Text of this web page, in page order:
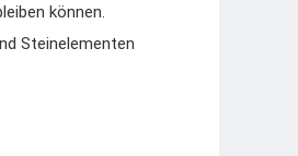
können.
Steinelementen